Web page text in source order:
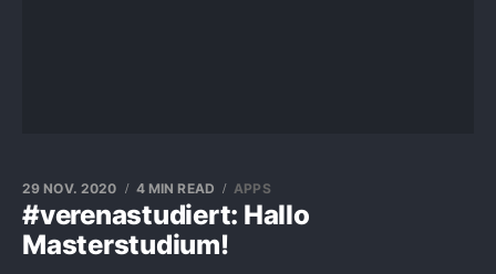
#verenastudiert: Hallo
Masterstudium!
29 NOV. 2020 4 MIN READ APPS